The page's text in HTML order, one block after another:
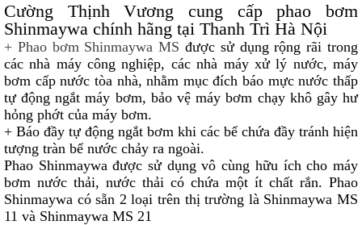
Cường Thịnh Vương cung cấp phao bơm
Shinmaywa chính hãng tại Thanh Trì Hà Nội
+ Phao bơm Shinmaywa MS được sử dụng rộng rãi trong
các nhà máy công nghiệp, các nhà máy xử lý nước, máy
bơm cấp nước tòa nhà, nhằm mục đích báo mực nước thấp
tự động ngắt máy bơm, bảo vệ máy bơm chạy khô gây hư
hỏng phớt của máy bơm.
+ Báo đầy tự động ngắt bơm khi các bể chứa đầy tránh hiện
tượng tràn bể nước chảy ra ngoài.
Phao Shinmaywa được sử dụng vô cùng hữu ích cho máy
bơm nước thải, nước thải có chứa một ít chất rắn. Phao
Shinmaywa có sẵn 2 loại trên thị trường là Shinmaywa MS
11 và Shinmaywa MS 21